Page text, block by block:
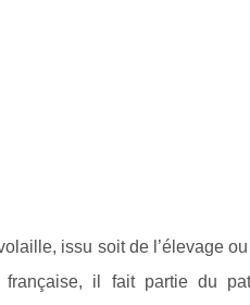
issu soit de l’élevage
il fait partie du